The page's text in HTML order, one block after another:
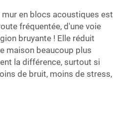
mur en blocs acoustiques est
fréquentée, d'une voie
bruyante ! Elle réduit
maison beaucoup plus
la différence, surtout si
de bruit, moins de stress,